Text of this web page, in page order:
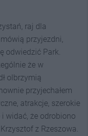
raj dla
przyjezdni,
odwiedzić Park.
że w
olbrzymią
przyjechałem
atrakcje, szerokie
widać, że odrobiono
z Rzeszowa.